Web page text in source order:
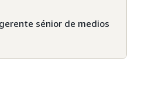
sénior de medios